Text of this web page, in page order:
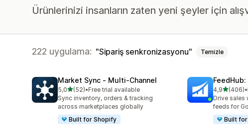
Ürünlerinizi insanların zaten yeni şeyler için
222 uygulama: Sipariş senkronizasyonu Temizle
Market Sync ‑ Multi‑Channel
5,05 yıldız üzerinden
(52)
toplam 52 değerlendirme
•Free trial available
Sync inventory, orders & tracking
across marketplaces globally
Built for Shopify
4,95 yıldız
(406)
toplam 406•
Drive sales
feeds for
Built